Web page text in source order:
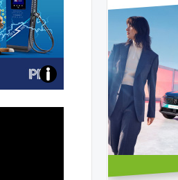
Poznejte